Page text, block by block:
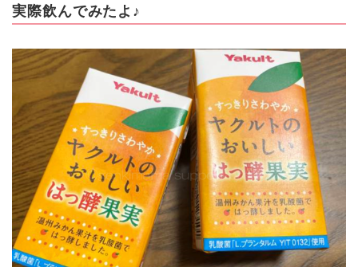
実際飲んでみたよ♪